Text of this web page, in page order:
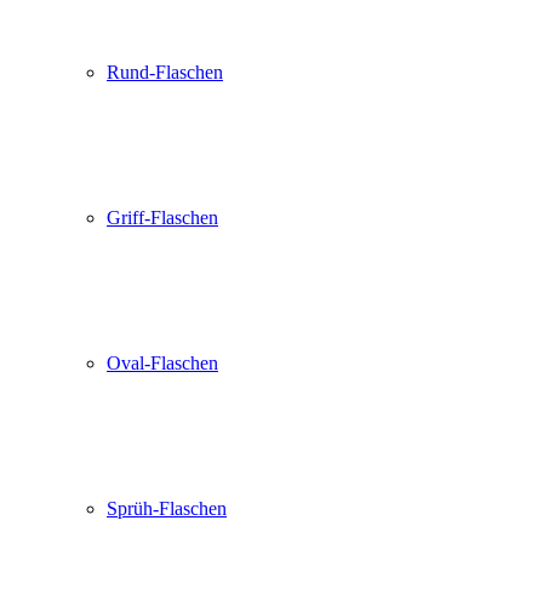
Rund-Flaschen
Griff-Flaschen
Oval-Flaschen
Sprüh-Flaschen